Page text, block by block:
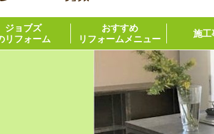
ジョブズ
リフォーム
おすすめ
リフォームメニュー
施工